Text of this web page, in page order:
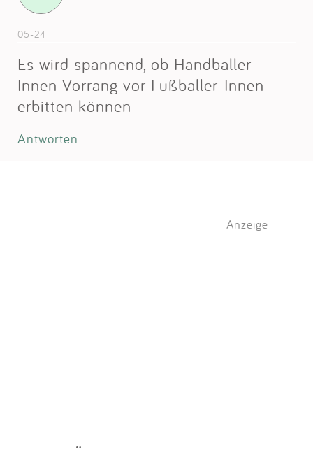
05-24
Es wird spannend, ob Handballer-
Innen Vorrang vor Fußballer-Innen
erbitten können
Antworten
Anzeige